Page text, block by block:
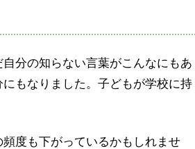
分の知らない言葉がこんなにもあ
もなりました。子どもが学校に持
度も下がっているかもしれませ